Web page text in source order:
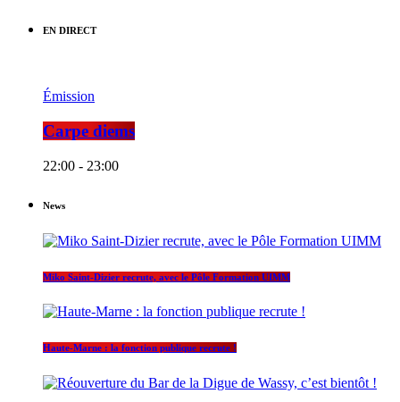
EN DIRECT
Émission
Carpe diems
22:00 - 23:00
News
Miko Saint-Dizier recrute, avec le Pôle Formation UIMM
Haute-Marne : la fonction publique recrute !